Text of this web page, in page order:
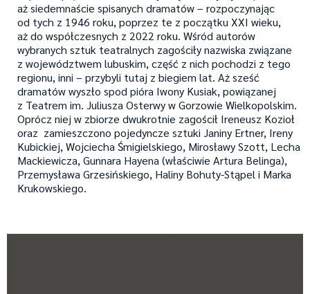
aż siedemnaście spisanych dramatów – rozpoczynając
od tych z 1946 roku, poprzez te z początku XXI wieku,
aż do współczesnych z 2022 roku. Wśród autorów
wybranych sztuk teatralnych zagościły nazwiska związane
z województwem lubuskim, część z nich pochodzi z tego
regionu, inni – przybyli tutaj z biegiem lat. Aż sześć
dramatów wyszło spod pióra Iwony Kusiak, powiązanej
z Teatrem im. Juliusza Osterwy w Gorzowie Wielkopolskim.
Oprócz niej w zbiorze dwukrotnie zagościł Ireneusz Kozioł
oraz zamieszczono pojedyncze sztuki Janiny Ertner, Ireny
Kubickiej, Wojciecha Śmigielskiego, Mirosławy Szott, Lecha
Mackiewicza, Gunnara Hayena (właściwie Artura Belinga),
Przemysława Grzesińskiego, Haliny Bohuty-Stąpel i Marka
Krukowskiego.